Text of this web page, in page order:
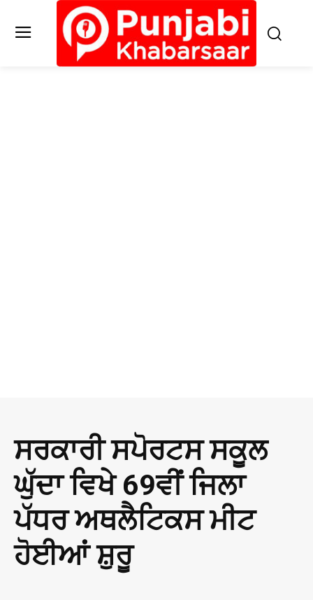
ਸਰਕਾਰੀ ਸਪੋਰਟਸ ਸਕੂਲ
ਘੁੱਦਾ ਵਿਖੇ 69ਵੀਂ ਜਿਲਾ
ਪੱਧਰ ਅਥਲੈਟਿਕਸ ਮੀਟ
ਹੋਈਆਂ ਸ਼ੁਰੂ